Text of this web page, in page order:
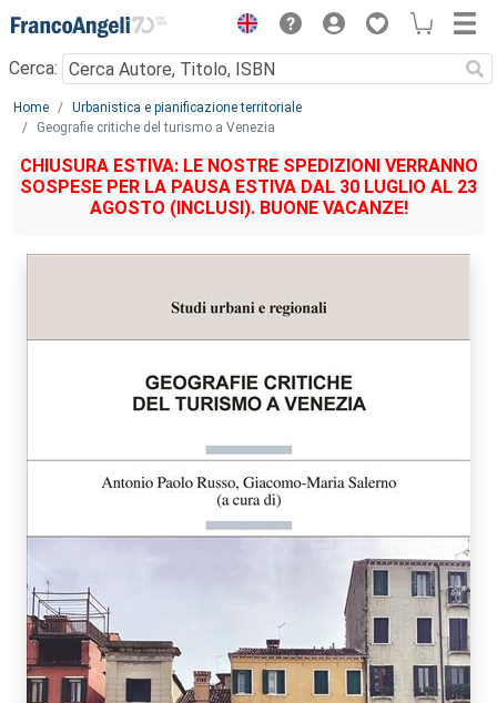
Menu
Cerca:
Main content
Home
Urbanistica e pianificazione territoriale
Geografie critiche del turismo a Venezia
CHIUSURA ESTIVA: LE NOSTRE SPEDIZIONI VERRANNO
SOSPESE PER LA PAUSA ESTIVA DAL 30 LUGLIO AL 23
AGOSTO (INCLUSI). BUONE VACANZE!